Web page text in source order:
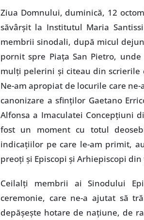
Ziua Domnului, duminică, 12
săvârşit la Institutul Maria
membrii sinodali, după micul
pornit spre Piaţa San Pietro,
mulţi pelerini şi citeau din scrierile
Ne-am apropiat de locurile care
canonizare a sfinţilor Gaetano
Alfonsa a Imaculatei Concepţiuni
fost un moment cu totul
indicaţiilor pe care le-am primit,
preoţi şi Episcopi şi Arhiepiscopi
Ceilalţi membrii ai Sinodului
ceremonie, care ne-a ajutat să
depăşeşte hotare de naţiune, de